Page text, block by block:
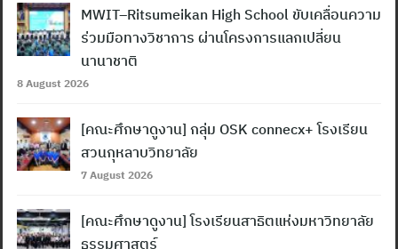
MWIT–Ritsumeikan High School ขับเคลื่อนความ
ร่วมมือทางวิชาการ ผ่านโครงการแลกเปลี่ยน
นานาชาติ
8 August 2026
[คณะศึกษาดูงาน] กลุ่ม OSK connecx+ โรงเรียน
สวนกุหลาบวิทยาลัย
7 August 2026
[คณะศึกษาดูงาน] โรงเรียนสาธิตแห่งมหาวิทยาลัย
ธรรมศาสตร์